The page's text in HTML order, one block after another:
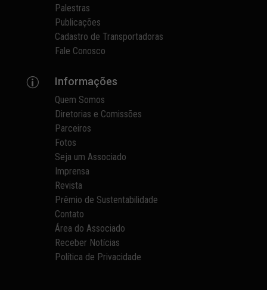
Palestras
Publicações
Cadastro de Transportadoras
Fale Conosco
p Informações
Quem Somos
Diretorias e Comissões
Parceiros
Fotos
Seja um Associado
Imprensa
Revista
Prêmio de Sustentabilidade
Contato
Área do Associado
Receber Notícias
Política de Privacidade